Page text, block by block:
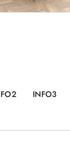
INFO3